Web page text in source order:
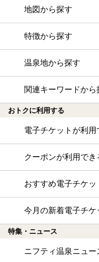
地図から探す
特徴から探す
温泉地から探す
関連キーワードから
おトクに利用する
電子チケットが利
クーポンが利用でき
おすすめ電子チケ
今月の新着電子チ
特集・ニュース
ニフティ温泉ニュー